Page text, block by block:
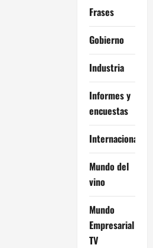
Frases
Gobierno
Industria
Informes y
encuestas
Internacional
Mundo del
vino
Mundo
Empresarial
TV